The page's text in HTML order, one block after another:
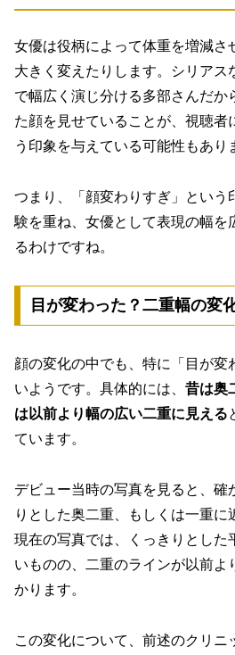
女優は役柄によって体重を増減さ
大きく変えたりします。シリアス
で幅広く演じ分ける多部さんだか
た顔を見せていることが、視聴者
う印象を与えている可能性もあり
つまり、「顔変わりすぎ」という
験を重ね、女優として表現の幅を
るわけですね。
目が変わった？二重幅の変
顔の変化の中でも、特に「目が変
いようです。具体的には、 昔は奥
は以前より幅の広い二重に見える
ています。
デビュー当時の写真を見ると、確
りとした奥二重、もしくは一重に
現在の写真では、くっきりとした
いものの、二重のラインが以前よ
かります。
この変化について、前述のクリニ